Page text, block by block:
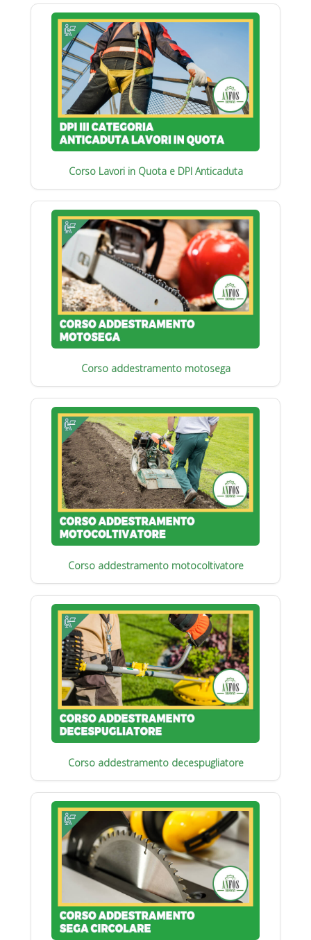
Corso Lavori in Quota e DPI Anticaduta
Corso addestramento motosega
Corso addestramento motocoltivatore
Corso addestramento decespugliatore